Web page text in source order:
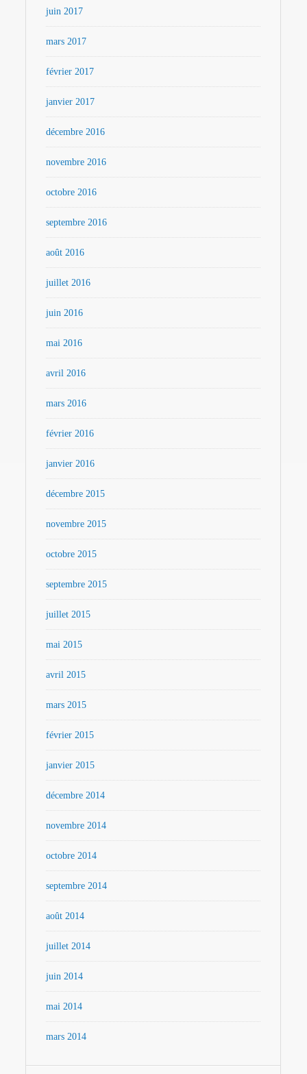
juin 2017
mars 2017
février 2017
janvier 2017
décembre 2016
novembre 2016
octobre 2016
septembre 2016
août 2016
juillet 2016
juin 2016
mai 2016
avril 2016
mars 2016
février 2016
janvier 2016
décembre 2015
novembre 2015
octobre 2015
septembre 2015
juillet 2015
mai 2015
avril 2015
mars 2015
février 2015
janvier 2015
décembre 2014
novembre 2014
octobre 2014
septembre 2014
août 2014
juillet 2014
juin 2014
mai 2014
mars 2014